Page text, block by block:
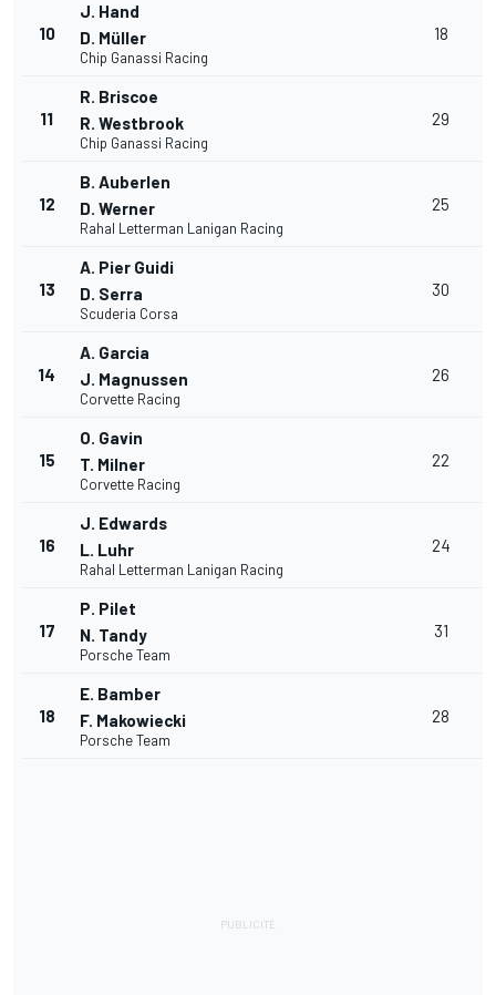
10
J. Hand
D. Müller
Chip Ganassi Racing
18
11
R. Briscoe
R. Westbrook
Chip Ganassi Racing
29
12
B. Auberlen
D. Werner
Rahal Letterman Lanigan Racing
25
13
A. Pier Guidi
D. Serra
Scuderia Corsa
30
14
A. Garcia
J. Magnussen
Corvette Racing
26
15
O. Gavin
T. Milner
Corvette Racing
22
16
J. Edwards
L. Luhr
Rahal Letterman Lanigan Racing
24
17
P. Pilet
N. Tandy
Porsche Team
31
18
E. Bamber
F. Makowiecki
Porsche Team
28